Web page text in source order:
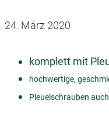
24. März 2020
komplett mit
hochwertige,
Pleuelschrauben